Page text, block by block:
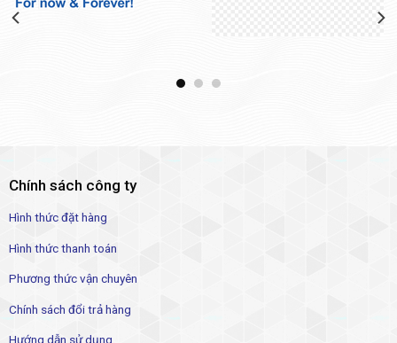
Chính sách công ty
Hình thức đặt hàng
Hình thức thanh toán
Phương thức vận chuyên
Chính sách đổi trả hàng
Hướng dẫn sử dụng